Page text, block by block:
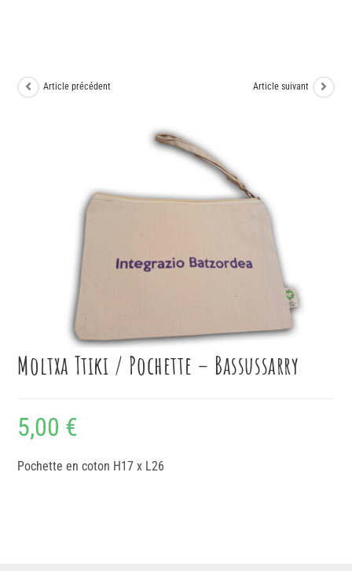
Article précédent Article suivant
Moltxa Ttiki / Pochette – Bassussarry
5,00 €
Pochette en coton H17 x L26